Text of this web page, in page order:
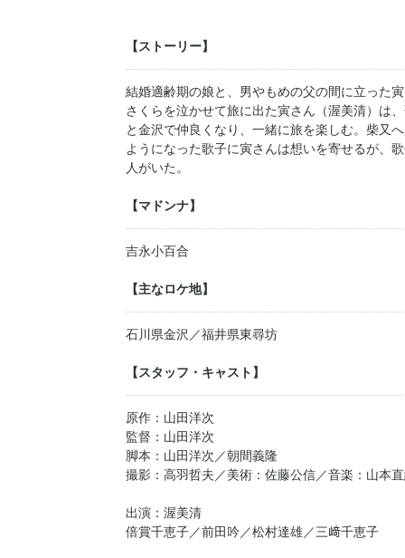
【ストーリー】
結婚適齢期の娘と、男やもめの父の間に立った
さくらを泣かせて旅に出た寅さん（渥美清）は
と金沢で仲良くなり、一緒に旅を楽しむ。柴又
ようになった歌子に寅さんは想いを寄せるが、
人がいた。
【マドンナ】
吉永小百合
【主なロケ地】
石川県金沢／福井県東尋坊
【スタッフ・キャスト】
原作：山田洋次
監督：山田洋次
脚本：山田洋次／朝間義隆
撮影：高羽哲夫／美術：佐藤公信／音楽：山本
出演：渥美清
倍賞千恵子／前田吟／松村達雄／三﨑千恵子